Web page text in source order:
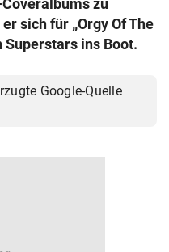
zu
sich für „Orgy Of The
Superstars ins Boot.
Google-Quelle